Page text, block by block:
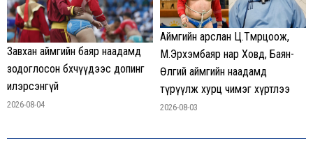
Завхан аймгийн баяр наадамд
зодоглосон бөхчүүдээс допинг
илэрсэнгүй
2026-08-04
Аймгийн арслан Ц.Төмөрцоож,
М.Эрхэмбаяр нар Ховд, Баян-
Өлгий аймгийн наадамд
түрүүлж хурц чимэг хүртлээ
2026-08-03